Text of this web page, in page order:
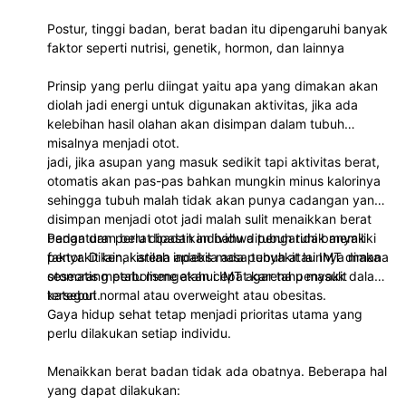
Postur, tinggi badan, berat badan itu dipengaruhi banyak
faktor seperti nutrisi, genetik, hormon, dan lainnya
Prinsip yang perlu diingat yaitu apa yang dimakan akan
diolah jadi energi untuk digunakan aktivitas, jika ada
kelebihan hasil olahan akan disimpan dalam tubuh
misalnya menjadi otot.
jadi, jika asupan yang masuk sedikit tapi aktivitas berat,
otomatis akan pas-pas bahkan mungkin minus kalorinya
sehingga tubuh malah tidak akan punya cadangan yang
disimpan menjadi otot jadi malah sulit menaikkan berat
badan dan perlu dipastikan bahwa tubuh tidak memiliki
penyakit lain, karena apabila ada penyakit lainnya maka
otomatis metabolisme akan cepat karena penyakit
tersebut.
Pengaturan berat badan individu dipengaruhi banyak
faktor. Dikenal istilah indeks masa tubuh atau IMT dimana
seseorang perlu mengetahui IMT agar tahu masuk dalam
kategori normal atau overweight atau obesitas.
Gaya hidup sehat tetap menjadi prioritas utama yang
perlu dilakukan setiap individu.
Menaikkan berat badan tidak ada obatnya. Beberapa hal
yang dapat dilakukan: